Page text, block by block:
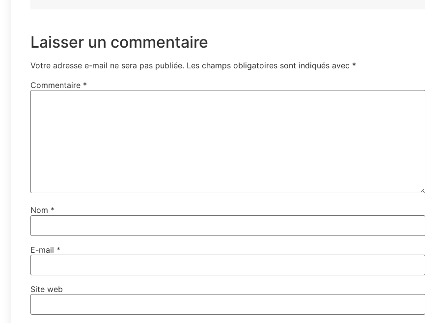
Laisser un commentaire
Votre adresse e-mail ne sera pas publiée. Les champs obligatoires sont indiqués avec *
Commentaire *
Nom *
E-mail *
Site web